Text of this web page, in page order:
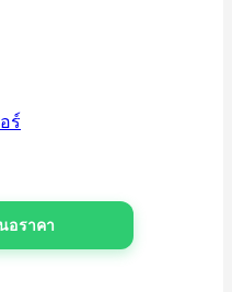
ร์
อราคา